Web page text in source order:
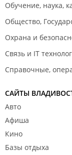
Обучение, наука,
Общество,
Охрана и
Связь и IT
Справочные,
САЙТЫ
Авто
Афиша
Кино
Базы отдыха